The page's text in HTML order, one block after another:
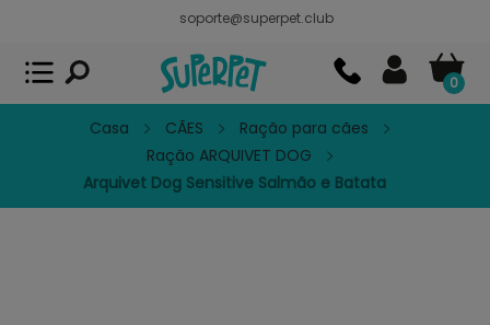
soporte@superpet.club
0
Casa CÃES
Ração para cães
Ração ARQUIVET DOG
Arquivet Dog Sensitive Salmão e Batata
Superpet, comida para mascotas
APP GRATIS - En Google Play